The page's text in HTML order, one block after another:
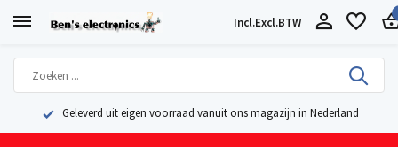
Incl.Excl.BTW
Geleverd uit eigen voorraad vanuit ons magazijn in Nederland